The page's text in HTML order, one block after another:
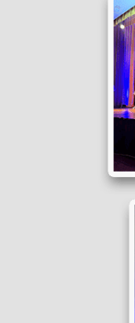
вишиванки